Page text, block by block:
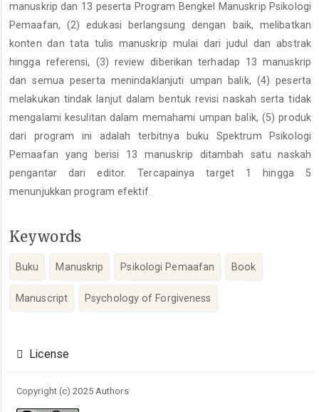
manuskrip dan 13 peserta Program Bengkel Manuskrip Psikologi
Pemaafan, (2) edukasi berlangsung dengan baik, melibatkan
konten dan tata tulis manuskrip mulai dari judul dan abstrak
hingga referensi, (3) review diberikan terhadap 13 manuskrip
dan semua peserta menindaklanjuti umpan balik, (4) peserta
melakukan tindak lanjut dalam bentuk revisi naskah serta tidak
mengalami kesulitan dalam memahami umpan balik, (5) produk
dari program ini adalah terbitnya buku Spektrum Psikologi
Pemaafan yang berisi 13 manuskrip ditambah satu naskah
pengantar dari editor. Tercapainya target 1 hingga 5
menunjukkan program efektif.
Keywords
Buku Manuskrip Psikologi Pemaafan Book
Manuscript Psychology of Forgiveness
Details
License
Copyright (c) 2025 Authors